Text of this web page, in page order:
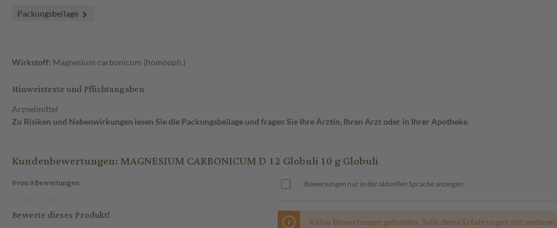
Packungsbeilage
Wirkstoff: Magnesium carbonicum (homöoph.)
Hinweistexte und Pflichtangaben
Arzneimittel
Zu Risiken und Nebenwirkungen lesen Sie die Packungsbeilage und fragen Sie Ihre Ärztin, Ihren Arzt oder in Ihrer Apotheke.
Kundenbewertungen: MAGNESIUM CARBONICUM D 12 Globuli 10 g Globuli
0 von 0 Bewertungen
Bewerte dieses Produkt!
Bewertungen nur in der aktuellen Sprache anzeigen.
Keine Bewertungen gefunden. Teile deine Erfahrungen mit anderen.